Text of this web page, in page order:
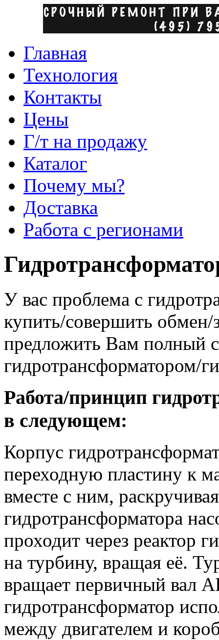
Главная
Технология
Контакты
Цены
Г/т на продажу
Каталог
Почему мы?
Доставка
Работа с регионами
У вас проблема с
купить/совершить
предложить Вам полный
Работа/принцип
в следующем:
Корпус
переходную пластину к
вместе с ним,
гидротрансформатора
проходит через реактор
на турбину, вращая её.
вращает первичный вал
гидротрансформатор
между двигателем и